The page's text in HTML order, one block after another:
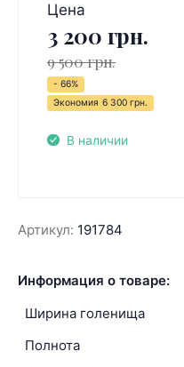
Цена
3 200 грн.
9 500 грн.
- 66%
Экономия 6 300 грн.
В наличии
Артикул: 191784
Информация о товаре:
Ширина голенища
Полнота